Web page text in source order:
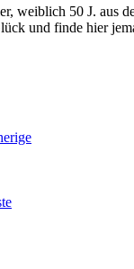
weiblich 50 J. aus
und finde hier